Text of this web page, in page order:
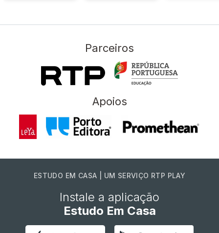
Parceiros
Apoios
ESTUDO EM CASA | UM SERVIÇO RTP PLAY
Instale a aplicação
Estudo Em Casa